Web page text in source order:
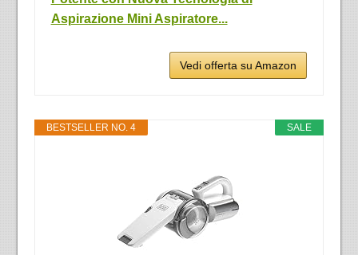
Aspirazione Mini Aspiratore...
Vedi offerta su Amazon
SALE
BESTSELLER NO. 4